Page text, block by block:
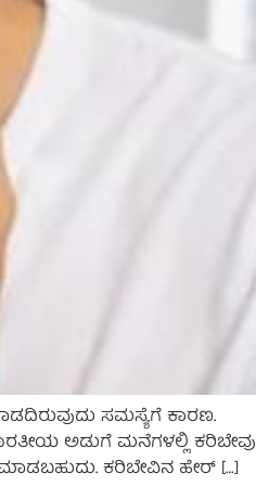
ಸಮಸ್ಯೆಗೆ ಕಾರಣ.
ಅಡುಗೆ ಮನೆಗಳಲ್ಲಿ ಕರಿಬೇವು
ಕರಿಬೇವಿನ ಹೇರ್ […]